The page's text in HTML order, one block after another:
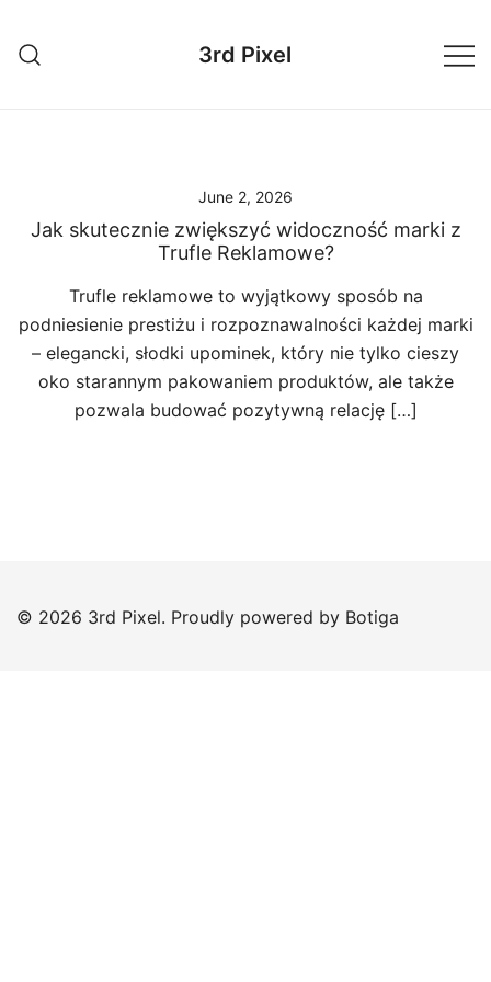
content
3rd Pixel
June 2, 2026
Jak skutecznie zwiększyć widoczność marki z
Trufle Reklamowe?
Trufle reklamowe to wyjątkowy sposób na
podniesienie prestiżu i rozpoznawalności każdej marki
– elegancki, słodki upominek, który nie tylko cieszy
oko starannym pakowaniem produktów, ale także
pozwala budować pozytywną relację […]
© 2026 3rd Pixel. Proudly powered by Botiga